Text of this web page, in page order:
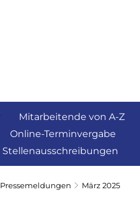
Mitarbeitende von A-Z
Online-Terminvergabe
Stellenausschreibungen
Pressemeldungen
März 2025